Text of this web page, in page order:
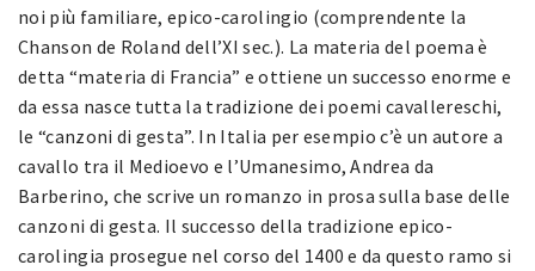
noi più familiare, epico-carolingio (comprendente la
Chanson de Roland dell’XI sec.). La materia del poema è
detta “materia di Francia” e ottiene un successo enorme e
da essa nasce tutta la tradizione dei poemi cavallereschi,
le “canzoni di gesta”. In Italia per esempio c’è un autore a
cavallo tra il Medioevo e l’Umanesimo, Andrea da
Barberino, che scrive un romanzo in prosa sulla base delle
canzoni di gesta. Il successo della tradizione epico-
carolingia prosegue nel corso del 1400 e da questo ramo si